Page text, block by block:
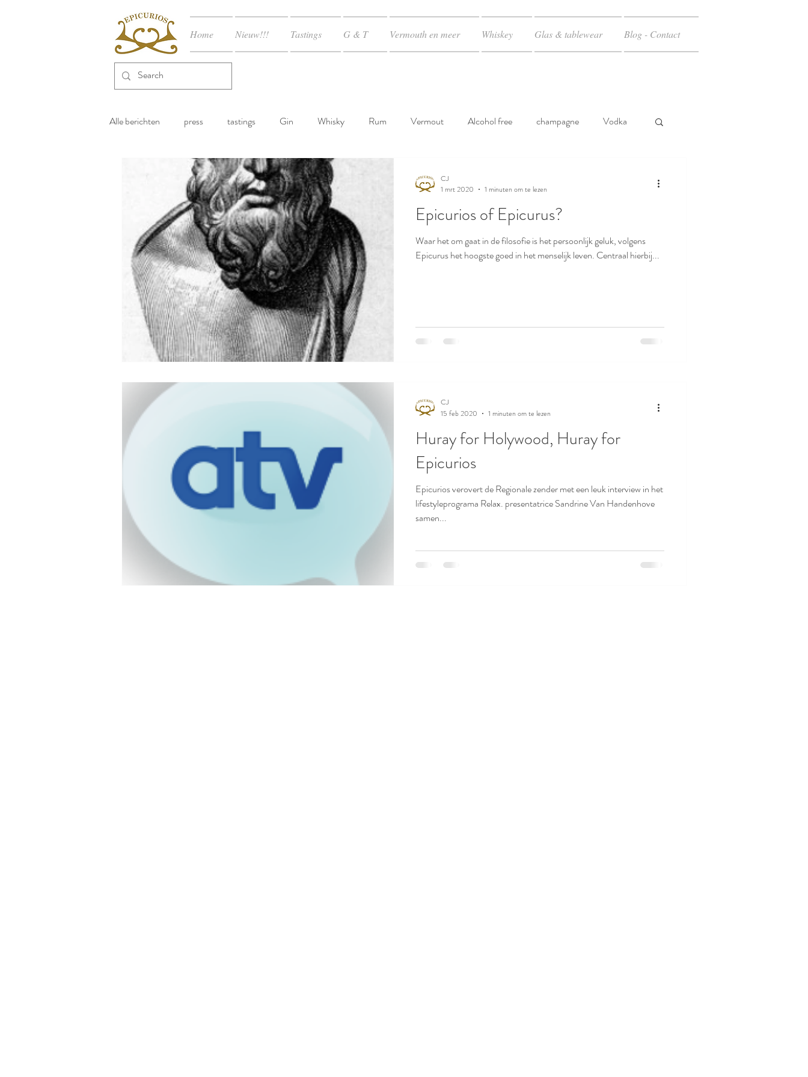
Home Nieuw!!! Tastings G & T Vermouth en meer Whiskey Glas & tablewear Blog - Contact
Alle berichten press tastings Gin Whisky Rum Vermout Alcohol free champagne Vodka
Epicurios of Epicurus?
Waar het om gaat in de filosofie is het persoonlijk geluk, volgens
Epicurus het hoogste goed in het menselijk leven. Centraal hierbij...
CJ
1 mrt 2020
1 minuten om te lezen
Huray for Holywood, Huray for
Epicurios
Epicurios verovert de Regionale zender met een leuk interview in het
lifestyleprograma Relax. presentatrice Sandrine Van Handenhove
samen...
CJ
15 feb 2020
1 minuten om te lezen